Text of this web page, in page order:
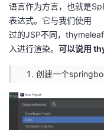
语言作为方言，也就是
表达式。它与我们使用
过的JSP不同，
入进行渲染。 可以说用
创建一个